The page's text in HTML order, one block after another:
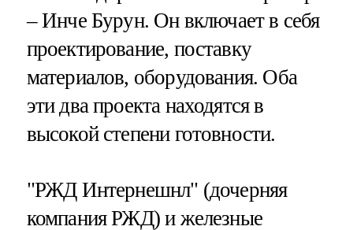
– Инче Бурун. Он включает в себя
проектирование, поставку
материалов, оборудования. Оба
эти два проекта находятся в
высокой степени готовности.
"РЖД Интернешнл" (дочерняя
компания РЖД) и железные